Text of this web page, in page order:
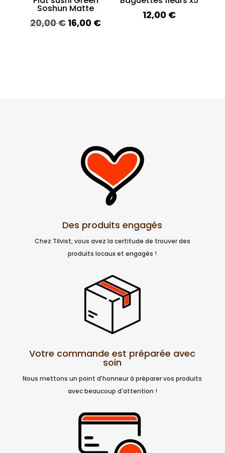
Soshun Matte
20,00€Le
16,00 €Le
12,00 €
Des produits engagés
Chez Tilvist, vous avez la certitude de trouver des
produits locaux et engagés !
Votre commande est préparée avec
soin
Nous mettons un point d'honneur à préparer vos produits
avec beaucoup d'attention !